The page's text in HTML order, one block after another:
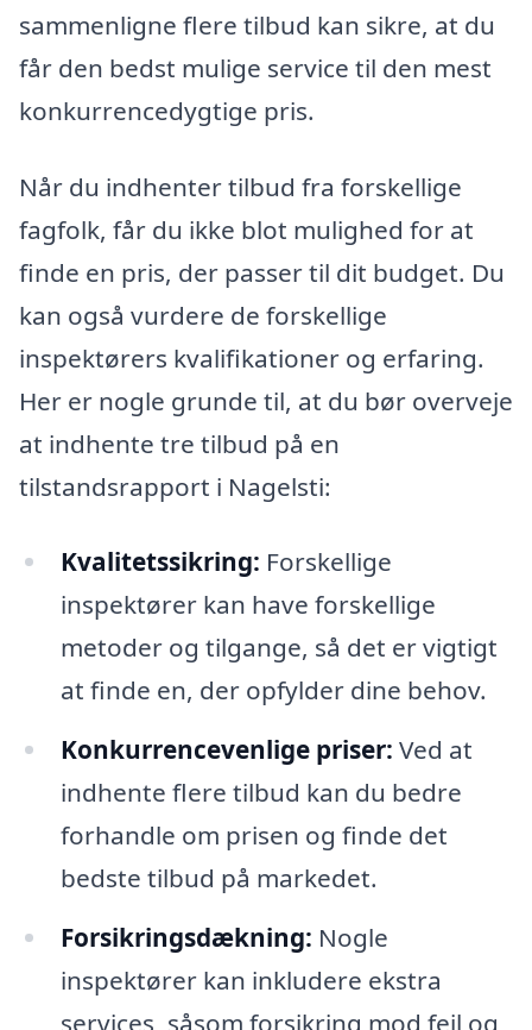
sammenligne flere tilbud kan sikre, at du
får den bedst mulige service til den mest
konkurrencedygtige pris.
Når du indhenter tilbud fra forskellige
fagfolk, får du ikke blot mulighed for at
finde en pris, der passer til dit budget. Du
kan også vurdere de forskellige
inspektørers kvalifikationer og erfaring.
Her er nogle grunde til, at du bør overveje
at indhente tre tilbud på en
tilstandsrapport i Nagelsti:
Kvalitetssikring: Forskellige
inspektører kan have forskellige
metoder og tilgange, så det er vigtigt
at finde en, der opfylder dine behov.
Konkurrencevenlige priser: Ved at
indhente flere tilbud kan du bedre
forhandle om prisen og finde det
bedste tilbud på markedet.
Forsikringsdækning: Nogle
inspektører kan inkludere ekstra
services, såsom forsikring mod fejl og